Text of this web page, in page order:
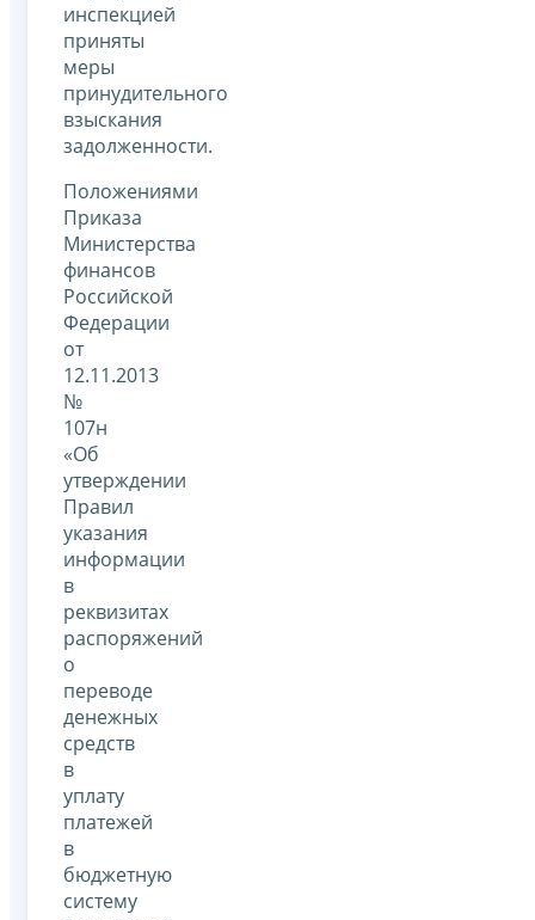
инспекцией
приняты
меры
принудительного
взыскания
задолженности.
Положениями
Приказа
Министерства
финансов
Российской
Федерации
от
12.11.2013
№
107н
«Об
утверждении
Правил
указания
информации
в
реквизитах
распоряжений
о
переводе
денежных
средств
в
уплату
платежей
в
бюджетную
систему